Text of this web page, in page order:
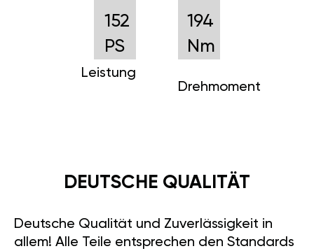
152
PS
Leistung
194
Nm
Drehmoment
DEUTSCHE QUALITÄT
Deutsche Qualität und Zuverlässigkeit in
allem! Alle Teile entsprechen den Standards